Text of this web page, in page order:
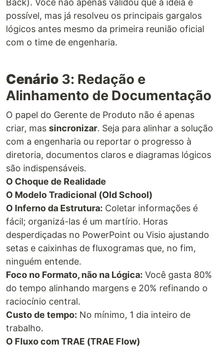
Back). Você não apenas validou que a ideia é
possível, mas já resolveu os principais gargalos
lógicos antes mesmo da primeira reunião oficial
com o time de engenharia.
Cenário 3: Redação e
Alinhamento de Documentação
O papel do Gerente de Produto não é apenas
criar, mas sincronizar. Seja para alinhar a solução
com a engenharia ou reportar o progresso à
diretoria, documentos claros e diagramas lógicos
são indispensáveis.
O Choque de Realidade
O Modelo Tradicional (Old School)
O Inferno da Estrutura: Coletar informações é
fácil; organizá-las é um martírio. Horas
desperdiçadas no PowerPoint ou Visio ajustando
setas e caixinhas de fluxogramas que, no fim,
ninguém entende.
Foco no Formato, não na Lógica: Você gasta 80%
do tempo alinhando margens e 20% refinando o
raciocínio central.
Custo de tempo: No mínimo, 1 dia inteiro de
trabalho.
O Fluxo com TRAE (TRAE Flow)